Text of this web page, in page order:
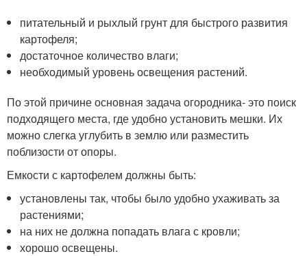
питательный и рыхлый грунт для быстрого развития
картофеля;
достаточное количество влаги;
необходимый уровень освещения растений.
По этой причине основная задача огородника- это поиск
подходящего места, где удобно установить мешки. Их
можно слегка углубить в землю или разместить
поблизости от опоры.
Емкости с картофелем должны быть:
установлены так, чтобы было удобно ухаживать за
растениями;
на них не должна попадать влага с кровли;
хорошо освещены.